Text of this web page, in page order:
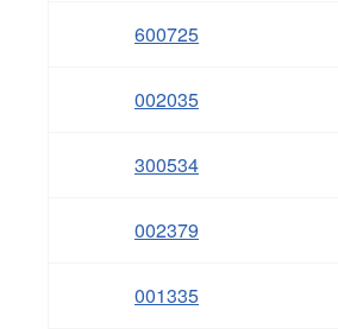
600725
002035
300534
002379
001335